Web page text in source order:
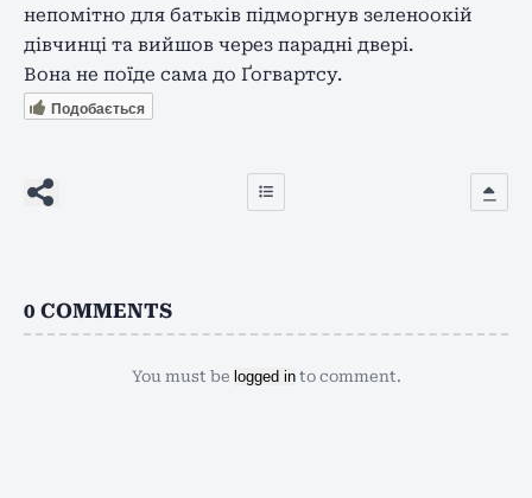
непомітно для батьків підморгнув зеленоокій
дівчинці та вийшов через парадні двері.
Вона не поїде сама до Ґогвартсу.
Подобається
0 COMMENTS
You must be logged into comment.